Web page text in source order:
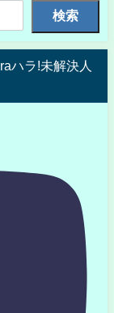
検索
ハラ!未解決人